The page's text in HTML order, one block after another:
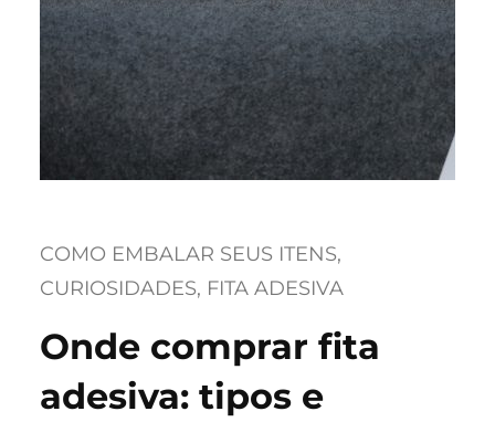
COMO EMBALAR SEUS ITENS
CURIOSIDADES, FITA ADESIVA
Onde comprar fita
adesiva: tipos e